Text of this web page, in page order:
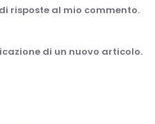
risposte al mio commento.
di un nuovo articolo.